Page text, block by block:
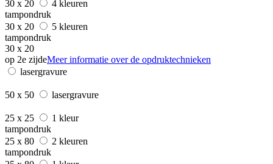
30 x 20
4 kleuren
tampondruk
30 x 20
5 kleuren
tampondruk
30 x 20
op 2e zijdeMeer informatie over de opdruktechnieken
lasergravure
50 x 50 lasergravure
25 x 25
1 kleur
tampondruk
25 x 80
2 kleuren
tampondruk